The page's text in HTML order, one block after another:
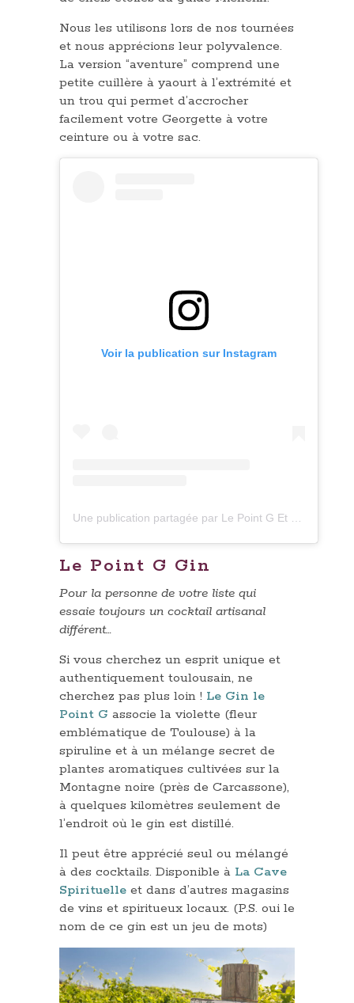
Nous les utilisons lors de nos tournées
et nous apprécions leur polyvalence.
La version “aventure” comprend une
petite cuillère à yaourt à l’extrémité et
un trou qui permet d’accrocher
facilement votre Georgette à votre
ceinture ou à votre sac.
Voir la publication sur Instagram
Une publication partagée par Le Point G Et TRIP || GINS TOULOUSAINS (@lepointgin)
Le Point G Gin
Pour la personne de votre liste qui
essaie toujours un cocktail artisanal
différent…
Si vous cherchez un esprit unique et
authentiquement toulousain, ne
cherchez pas plus loin ! Le Gin le
Point G associe la violette (fleur
emblématique de Toulouse) à la
spiruline et à un mélange secret de
plantes aromatiques cultivées sur la
Montagne noire (près de Carcassone),
à quelques kilomètres seulement de
l’endroit où le gin est distillé.
Il peut être apprécié seul ou mélangé
à des cocktails. Disponible à La Cave
Spirituelle et dans d’autres magasins
de vins et spiritueux locaux. (P.S. oui le
nom de ce gin est un jeu de mots)